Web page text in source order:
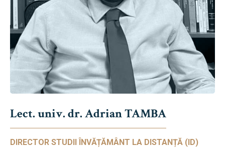
Lect. univ. dr. Adrian TAMBA
DIRECTOR STUDII ÎNVĂȚĂMÂNT LA DISTANȚĂ (ID)